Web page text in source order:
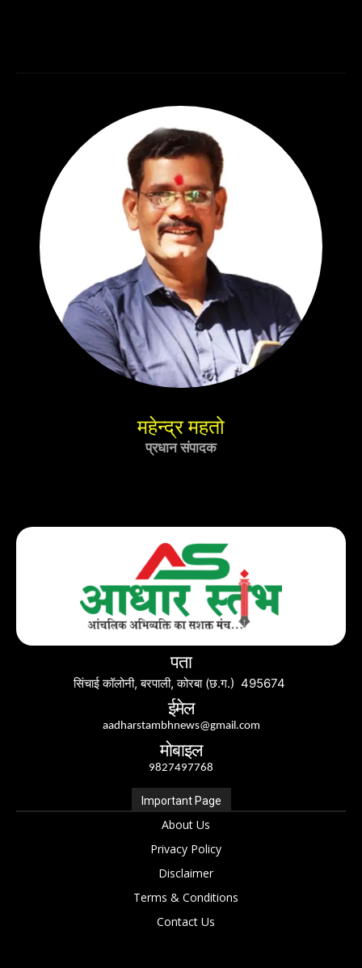
महेन्द्र महतो
प्रधान संपादक
पता
सिंचाई कॉलोनी, बरपाली, कोरबा (छ.ग.) 495674
ईमेल
aadharstambhnews@gmail.com
मोबाइल
9827497768
Important Page
About Us
Privacy Policy
Disclaimer
Terms & Conditions
Contact Us